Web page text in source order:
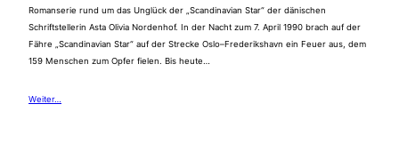
Romanserie rund um das Unglück der „Scandinavian Star“ der dänischen
Schriftstellerin Asta Olivia Nordenhof. In der Nacht zum 7. April 1990 brach auf der
Fähre „Scandinavian Star“ auf der Strecke Oslo–Frederikshavn ein Feuer aus, dem
159 Menschen zum Opfer fielen. Bis heute…
Weiter…